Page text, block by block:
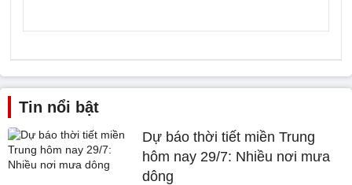
Tin nổi bật
Dự báo thời tiết miền Trung
hôm nay 29/7: Nhiều nơi mưa
dông